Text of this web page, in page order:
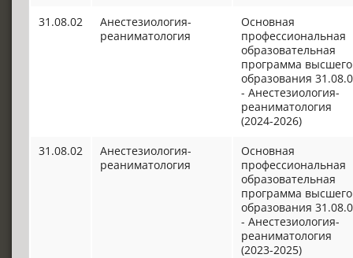
31.08.02
Анестезиология-
реаниматология
Основная
профессиональная
образовательная
программа высшего
образования
- Анестезиология-
реаниматология
(2024-2026)
31.08.02
Анестезиология-
реаниматология
Основная
профессиональная
образовательная
программа высшего
образования
- Анестезиология-
реаниматология
(2023-2025)